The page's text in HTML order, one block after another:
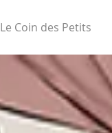
Le Coin des Petits